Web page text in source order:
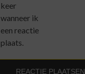
keer
wanneer ik
een reactie
plaats.